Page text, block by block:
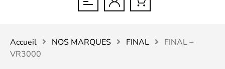
Accueil NOS MARQUES FINAL
FINAL –
VR3000